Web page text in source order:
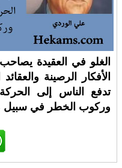
الغلو في العقيدة يصاحب
الأفكار الرصينة
تدفع الناس إلى
وركوب الخطر في سبيل